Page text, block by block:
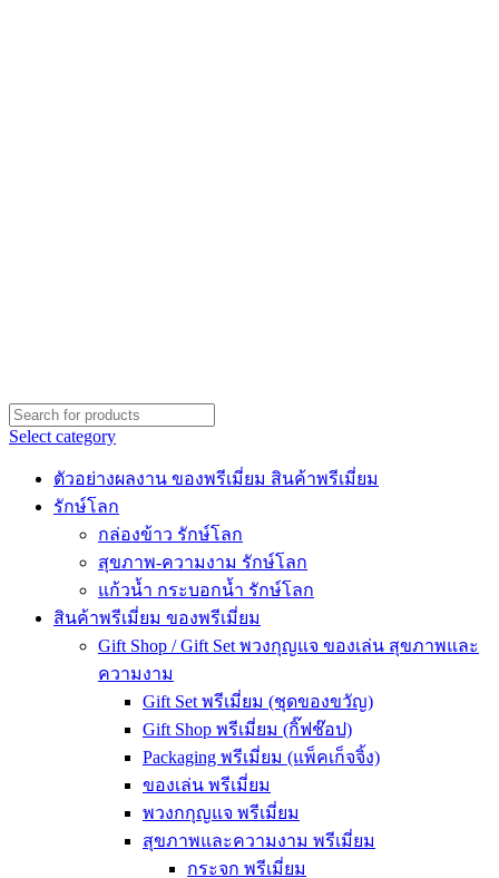
Select category
ตัวอย่างผลงาน ของพรีเมี่ยม สินค้าพรีเมี่ยม
รักษ์โลก
กล่องข้าว รักษ์โลก
สุขภาพ-ความงาม รักษ์โลก
แก้วน้ำ กระบอกน้ำ รักษ์โลก
สินค้าพรีเมี่ยม ของพรีเมี่ยม
Gift Shop / Gift Set พวงกุญแจ ของเล่น สุขภาพและ
ความงาม
Gift Set พรีเมี่ยม (ชุดของขวัญ)
Gift Shop พรีเมี่ยม (กิ๊ฟช๊อป)
Packaging พรีเมี่ยม (แพ็คเก็จจิ้ง)
ของเล่น พรีเมี่ยม
พวงกกุญแจ พรีเมี่ยม
สุขภาพและความงาม พรีเมี่ยม
กระจก พรีเมี่ยม